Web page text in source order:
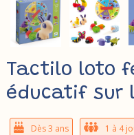
Tactilo loto
éducatif sur
Dès 3 ans 1 à 4